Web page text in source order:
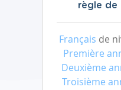
règle de
Français de
Première
Deuxième
Troisième